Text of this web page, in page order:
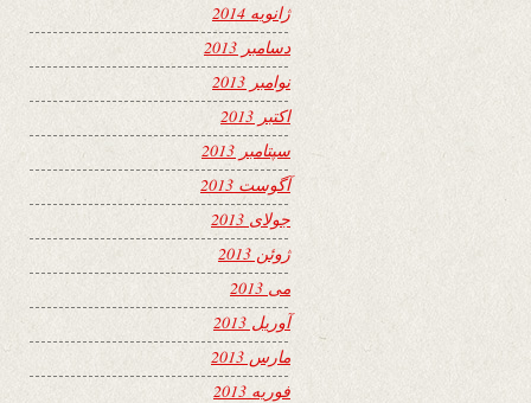
ژانویه 2014
دسامبر 2013
نوامبر 2013
اکتبر 2013
سپتامبر 2013
آگوست 2013
جولای 2013
ژوئن 2013
می 2013
آوریل 2013
مارس 2013
فوریه 2013